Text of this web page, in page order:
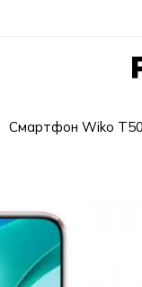
Смартфон Wiko